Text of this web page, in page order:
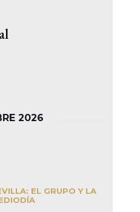
2026
EL GRUPO Y LA